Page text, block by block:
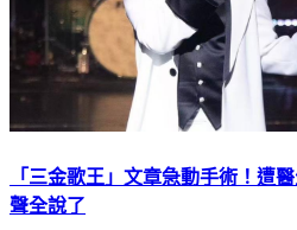
「三金歌王」文章急動手術！遭
聲全說了